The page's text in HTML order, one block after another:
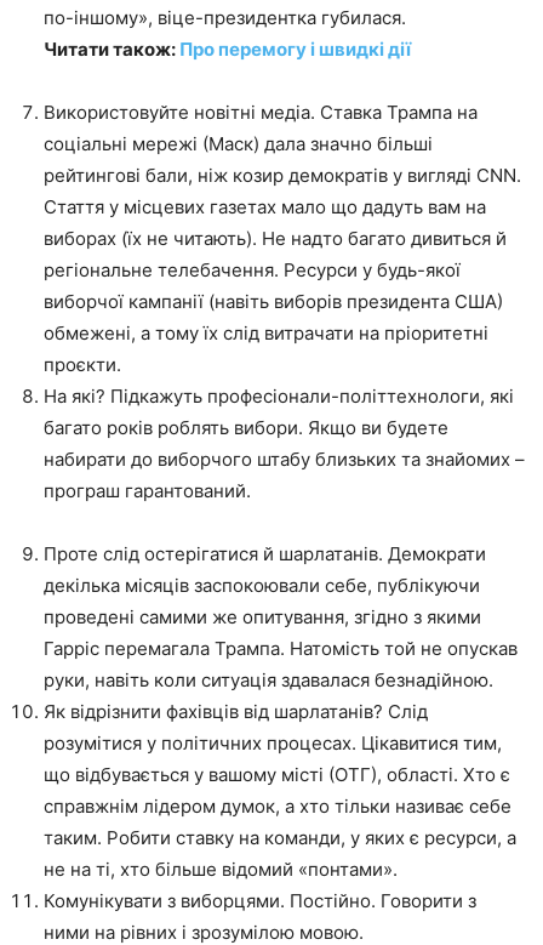
по-іншому», віце-президентка губилася.
Читати також: Про перемогу і швидкі дії
Використовуйте новітні медіа. Ставка Трампа на
соціальні мережі (Маск) дала значно більші
рейтингові бали, ніж козир демократів у вигляді CNN.
Стаття у місцевих газетах мало що дадуть вам на
виборах (їх не читають). Не надто багато дивиться й
регіональне телебачення. Ресурси у будь-якої
виборчої кампанії (навіть виборів президента США)
обмежені, а тому їх слід витрачати на пріоритетні
проєкти.
На які? Підкажуть професіонали-політтехнологи, які
багато років роблять вибори. Якщо ви будете
набирати до виборчого штабу близьких та знайомих –
програш гарантований.
Проте слід остерігатися й шарлатанів. Демократи
декілька місяців заспокоювали себе, публікуючи
проведені самими же опитування, згідно з якими
Гарріс перемагала Трампа. Натомість той не опускав
руки, навіть коли ситуація здавалася безнадійною.
Як відрізнити фахівців від шарлатанів? Слід
розумітися у політичних процесах. Цікавитися тим,
що відбувається у вашому місті (ОТГ), області. Хто є
справжнім лідером думок, а хто тільки називає себе
таким. Робити ставку на команди, у яких є ресурси, а
не на ті, хто більше відомий «понтами».
Комунікувати з виборцями. Постійно. Говорити з
ними на рівних і зрозумілою мовою.